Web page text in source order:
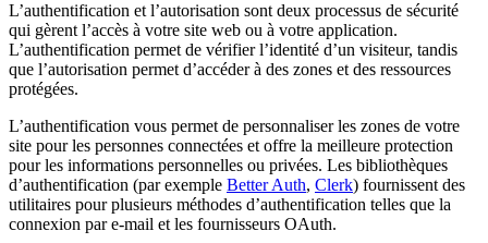
L’authentification et l’autorisation sont deux processus de sécurité
qui gèrent l’accès à votre site web ou à votre application.
L’authentification permet de vérifier l’identité d’un visiteur, tandis
que l’autorisation permet d’accéder à des zones et des ressources
protégées.
L’authentification vous permet de personnaliser les zones de votre
site pour les personnes connectées et offre la meilleure protection
pour les informations personnelles ou privées. Les bibliothèques
d’authentification (par exemple Better Auth, Clerk) fournissent des
utilitaires pour plusieurs méthodes d’authentification telles que la
connexion par e-mail et les fournisseurs OAuth.